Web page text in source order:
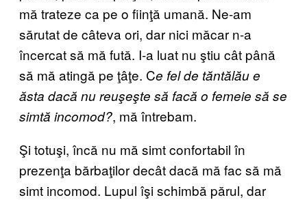
mă trateze ca pe o fiinţă umană. Ne-am
sărutat de câteva ori, dar nici măcar n-a
încercat să mă fută. I-a luat nu ştiu cât până
să mă atingă pe ţâţe. Ce fel de tăntălău e
ăsta dacă nu reuşeşte să facă o femeie să se
simtă incomod?, mă întrebam.
Şi totuşi, încă nu mă simt confortabil în
prezenţa bărbaţilor decât dacă mă fac să mă
simt incomod. Lupul îşi schimbă părul, dar